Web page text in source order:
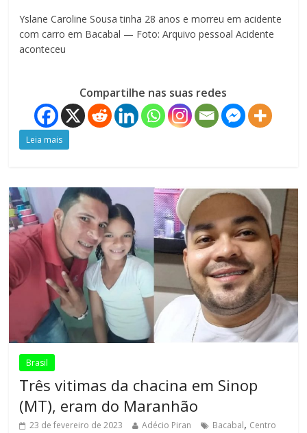
Yslane Caroline Sousa tinha 28 anos e morreu em acidente
com carro em Bacabal — Foto: Arquivo pessoal Acidente
aconteceu
Compartilhe nas suas redes
Leia mais
Brasil
Três vitimas da chacina em Sinop
(MT), eram do Maranhão
23 de fevereiro de 2023 Adécio Piran Bacabal, Centro